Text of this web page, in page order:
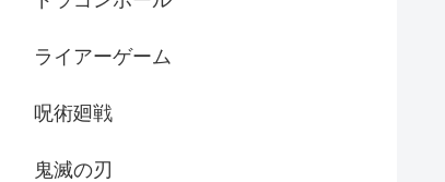
ライアーゲーム
呪術廻戦
鬼滅の刃